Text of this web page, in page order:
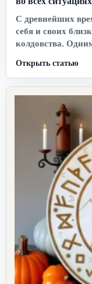
С древнейших
себя и своих
колдовства.
Открыть статью